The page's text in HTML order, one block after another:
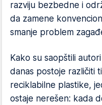
razviju bezbedne i
da zamene
smanje problem
Kako su saopštili
danas postoje različiti
reciklabilne plastike,
ostaje nerešen: kada